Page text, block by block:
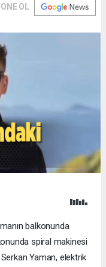
OL
balkonunda
spiral makinesi
Yaman, elektrik